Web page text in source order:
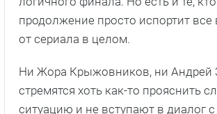
продолжение просто испортит все
от сериала в целом.
Ни Жора Крыжовников, ни Андрей
стремятся хоть как-то прояснить
ситуацию и не вступают в диалог с